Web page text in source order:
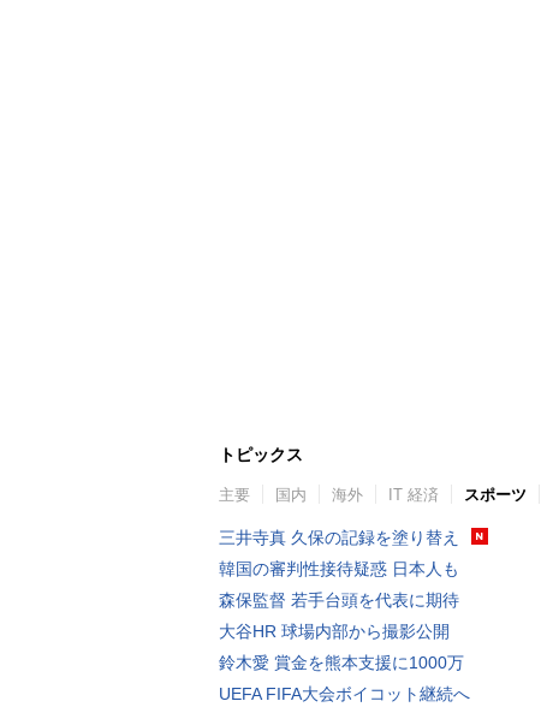
トピックス
主要 国内 海外 IT 経済 スポーツ
三井寺真 久保の記録を塗り替え
韓国の審判性接待疑惑 日本人も
森保監督 若手台頭を代表に期待
大谷HR 球場内部から撮影公開
鈴木愛 賞金を熊本支援に1000万
UEFA FIFA大会ボイコット継続へ